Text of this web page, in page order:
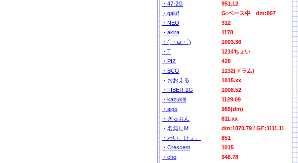
・47-2G
951.12
・galuf
G:ベース中 dm:807
・NEO
312
・akira
1178
・(`・ω・´)
1003.36
・T
1214ちょい
・PIZ
428
・BCG
1132(ドラム)
・おおえる
1015.xx
・FIBER-2G
1008.52
・kazukiti
1129.09
・aipo
985(dm)
・ぎゅおん
811.xx
・名無しM
dm:1070.79 / GF:1111.11
・わい。けぇ。
851
・Crescent
1015
・cho
948.78